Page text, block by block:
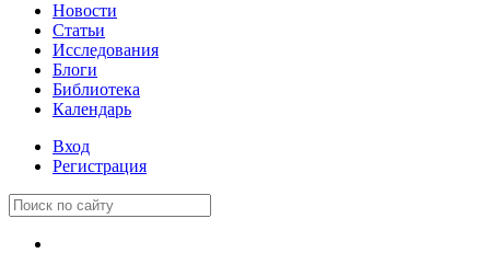
Новости
Статьи
Исследования
Блоги
Библиотека
Календарь
Вход
Регистрация